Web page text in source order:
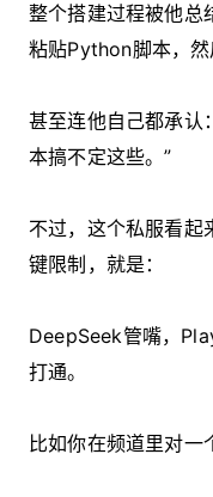
整个搭建过程被他总
粘贴Python脚本，然
甚至连他自己都承认
本搞不定这些。”
不过，这个私服看
键限制，就是：
DeepSeek管嘴，
打通。
比如你在频道里对一